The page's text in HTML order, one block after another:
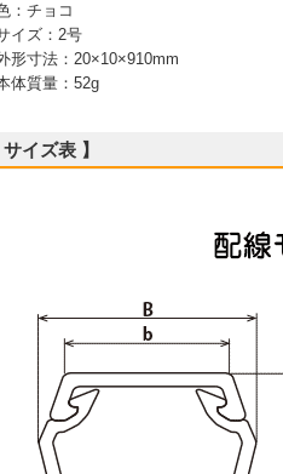
：チョコ
イズ：2号
形寸法：20×10×910mm
体質量：52g
イズ表 】